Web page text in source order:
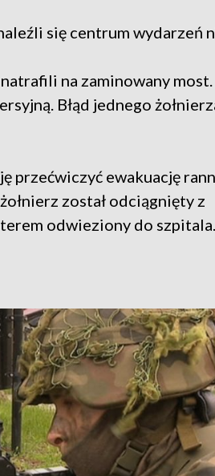
się centrum wydarzeń
na zaminowany most.
Błąd jednego
przećwiczyć ewakuację
został odciągnięty z
odwieziony do szpitala.